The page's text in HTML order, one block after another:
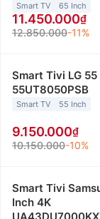
Smart TV 65 Inch
11.450.000
12.850.000-11%
Smart Tivi LG
55UT8050PSB
Smart TV 55 Inch
9.150.000
10.150.000-10%
Smart Tivi
Inch 4K